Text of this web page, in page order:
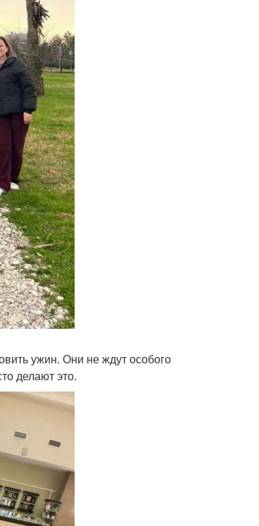
ужин. Они не ждут особого
делают это.